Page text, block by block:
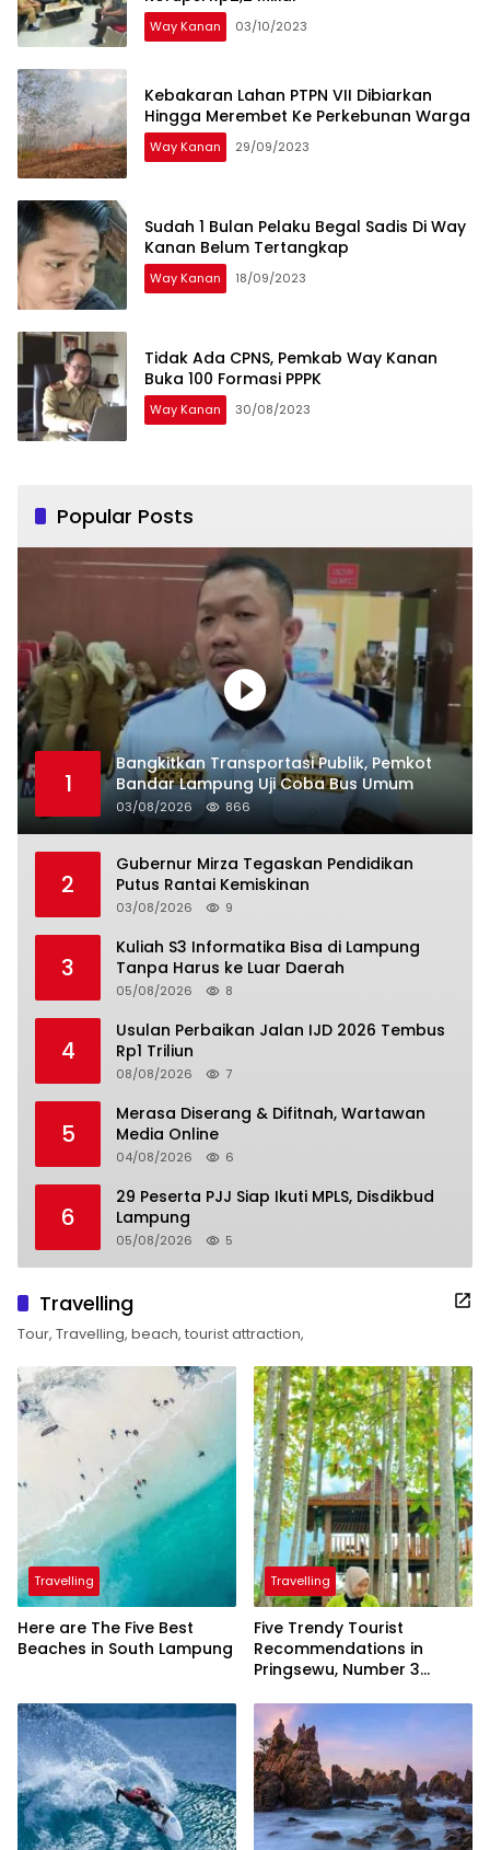
Way Kanan 03/10/2023
Kebakaran Lahan PTPN VII Dibiarkan
Hingga Merembet Ke Perkebunan Warga
Way Kanan 29/09/2023
Sudah 1 Bulan Pelaku Begal Sadis Di Way
Kanan Belum Tertangkap
Way Kanan 18/09/2023
Tidak Ada CPNS, Pemkab Way Kanan
Buka 100 Formasi PPPK
Way Kanan 30/08/2023
Popular Posts
1
Bangkitkan Transportasi Publik, Pemkot
Bandar Lampung Uji Coba Bus Umum
03/08/2026 866
2
Gubernur Mirza Tegaskan Pendidikan
Putus Rantai Kemiskinan
03/08/2026 9
3
Kuliah S3 Informatika Bisa di Lampung
Tanpa Harus ke Luar Daerah
05/08/2026 8
4
Usulan Perbaikan Jalan IJD 2026 Tembus
Rp1 Triliun
08/08/2026 7
5
Merasa Diserang & Difitnah, Wartawan
Media Online
04/08/2026 6
6
29 Peserta PJJ Siap Ikuti MPLS, Disdikbud
Lampung
05/08/2026 5
Travelling
Tour, Travelling, beach, tourist attraction,
Travelling
Here are The Five Best
Beaches in South Lampung
Travelling
Five Trendy Tourist
Recommendations in
Pringsewu, Number 3
President